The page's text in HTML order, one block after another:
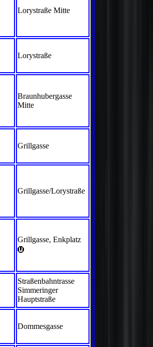
Lorystraße Mitte
Lorystraße
Braunhubergasse
Mitte
Grillgasse
Grillgasse/Lorystraße
Grillgasse, Enkplatz
>
Straßenbahntrasse
Simmeringer
Hauptstraße
Dommesgasse